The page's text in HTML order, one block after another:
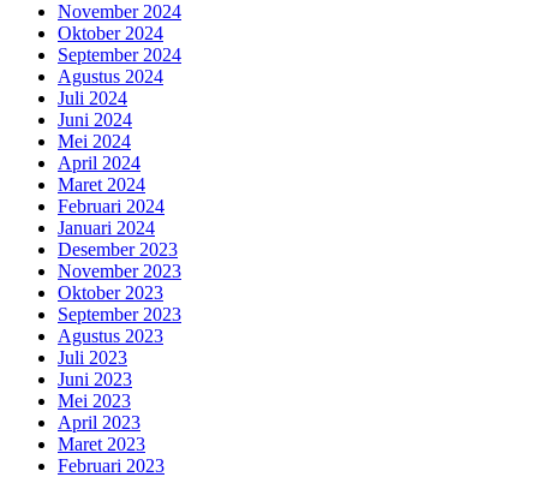
November 2024
Oktober 2024
September 2024
Agustus 2024
Juli 2024
Juni 2024
Mei 2024
April 2024
Maret 2024
Februari 2024
Januari 2024
Desember 2023
November 2023
Oktober 2023
September 2023
Agustus 2023
Juli 2023
Juni 2023
Mei 2023
April 2023
Maret 2023
Februari 2023